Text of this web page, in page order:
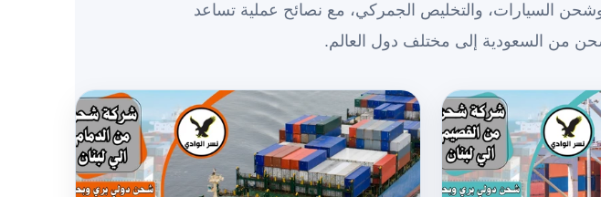
السيارات، والتخليص الجمركي، مع نصائح عملية تساعد
من السعودية إلى مختلف دول العالم.